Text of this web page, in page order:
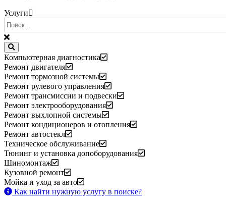
Услуги
Компьютерная диагностика
Ремонт двигателя
Ремонт тормозной системы
Ремонт рулевого управления
Ремонт трансмиссии и подвески
Ремонт электрооборудования
Ремонт выхлопной системы
Ремонт кондиционеров и отопления
Ремонт автостекл
Техническое обслуживание
Тюнинг и установка допоборудования
Шиномонтаж
Кузовной ремонт
Мойка и уход за авто
Как найти нужную услугу в поиске?